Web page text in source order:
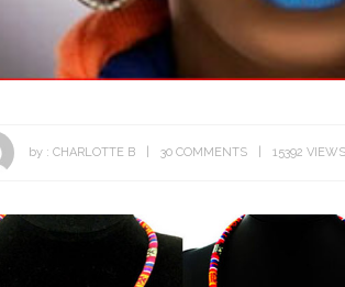
by : CHARLOTTE B 30 COMMENTS 15392 VIEWS